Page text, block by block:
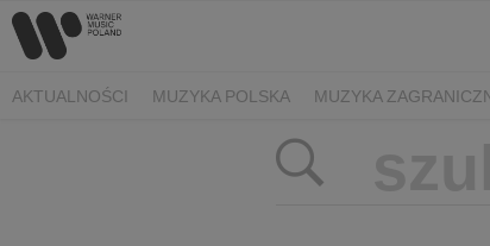
AKTUALNOŚCI MUZYKA POLSKA MUZYKA